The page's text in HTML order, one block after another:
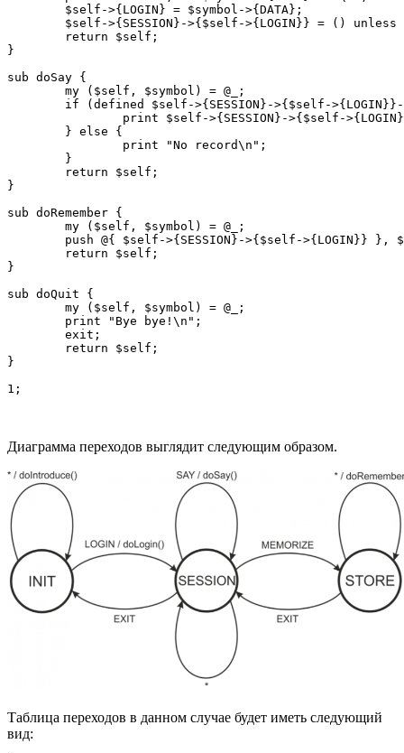
}
sub doSay {
}
sub doRemember {
}
sub doQuit {
}
1;
Диаграмма переходов выглядит следующим образом.
Таблица переходов в данном случае будет иметь следующий
вид: